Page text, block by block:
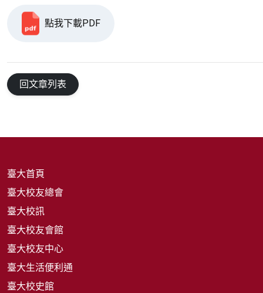
點我下載PDF
回文章列表
臺大首頁
臺大校友總會
臺大校訊
臺大校友會館
臺大校友中心
臺大生活便利通
臺大校史館